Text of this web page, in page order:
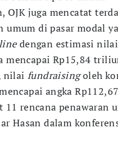
OJK juga mencatat
umum di pasar modal
dengan estimasi nilai
mencapai Rp15,84
nilai fundraisingoleh
angka
11 rencana penawaran
Hasan dalam